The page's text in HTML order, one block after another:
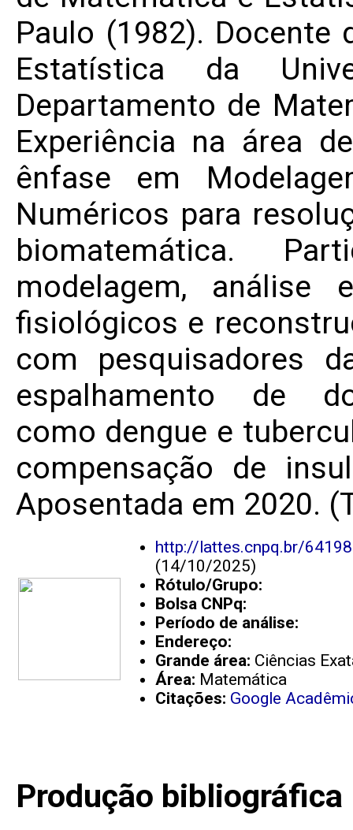
Paulo (1982).
Estatística da
Departamento de
Experiência na área
ênfase em
Numéricos para
biomatemática.
modelagem, análise
fisiológicos e
com pesquisadores
espalhamento de
como dengue e
compensação de
Aposentada em 2020.
http://lattes.cnpq.br/
(14/10/2025)
Rótulo/Grupo:
Bolsa CNPq:
Período de análise:
Endereço:
Grande área: Ciências
Área: Matemática
Citações: Google
Produção bibliográfica